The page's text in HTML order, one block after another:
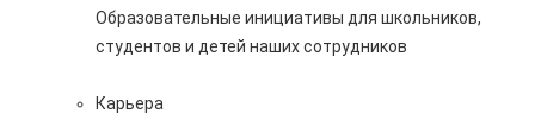
Образовательные инициативы для школьников,
студентов и детей наших сотрудников
Карьера